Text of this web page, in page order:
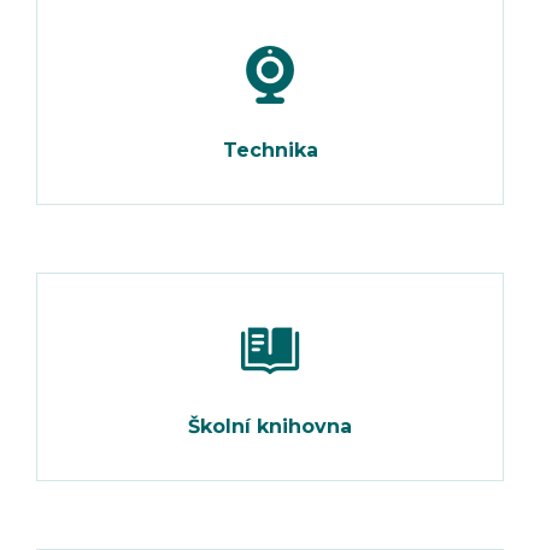
Technika
Školní knihovna